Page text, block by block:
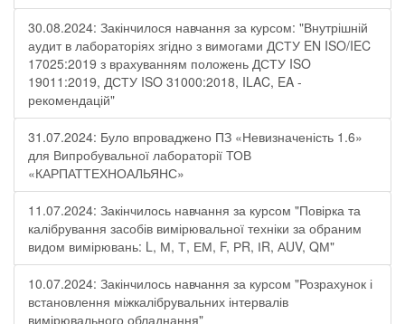
30.08.2024: Закінчилося навчання за курсом: "Внутрішній
аудит в лабораторіях згідно з вимогами ДСТУ EN ISO/IEC
17025:2019 з врахуванням положень ДСТУ ISO
19011:2019, ДСТУ ISO 31000:2018, ILAC, EA -
рекомендацій"
31.07.2024: Було впроваджено ПЗ «Невизначеність 1.6»
для Випробувальної лабораторії ТОВ
«КАРПАТТЕХНОАЛЬЯНС»
11.07.2024: Закінчилось навчання за курсом "Повірка та
калібрування засобів вимірювальної техніки за обраним
видом вимірювань: L, М, Т, ЕМ, F, РR, ІR, АUV, QМ"
10.07.2024: Закінчилось навчання за курсом "Розрахунок і
встановлення міжкалібрувальних інтервалів
вимірювального обладнання"